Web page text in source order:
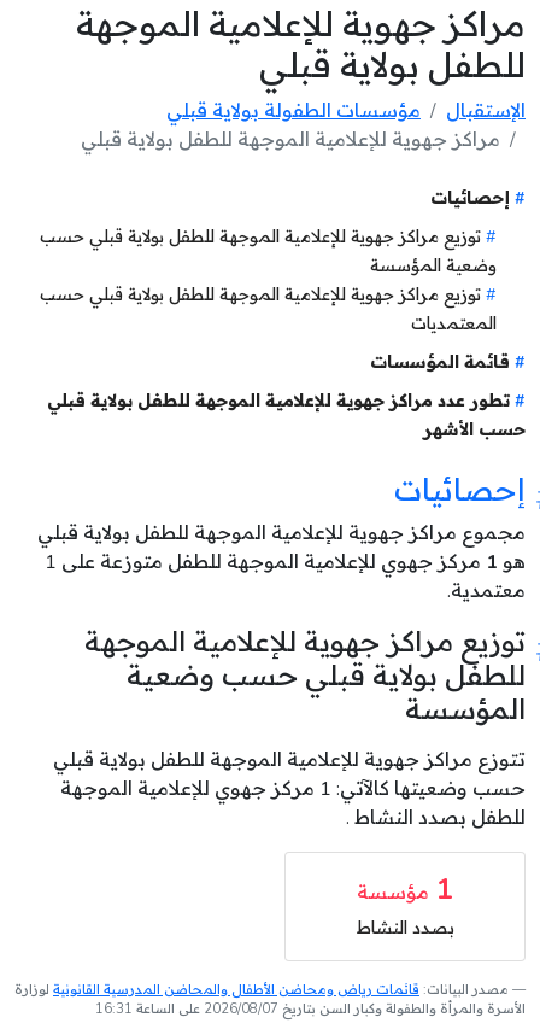
مراكز جهوية للإعلامية الموجهة
للطفل بولاية قبلي
الإستقبال
مؤسسات الطفولة بولاية قبلي
مراكز جهوية للإعلامية الموجهة للطفل بولاية قبلي
إحصائيات
توزيع مراكز جهوية للإعلامية الموجهة للطفل بولاية قبلي حسب
وضعية المؤسسة
توزيع مراكز جهوية للإعلامية الموجهة للطفل بولاية قبلي حسب
المعتمديات
قائمة المؤسسات
تطور عدد مراكز جهوية للإعلامية الموجهة للطفل بولاية قبلي
حسب الأشهر
إحصائيات
مجموع مراكز جهوية للإعلامية الموجهة للطفل بولاية قبلي
هو 1
مركز جهوي للإعلامية الموجهة للطفل متوزعة على 1
معتمدية.
توزيع مراكز جهوية للإعلامية الموجهة
للطفل بولاية قبلي حسب وضعية
المؤسسة
تتوزع مراكز جهوية للإعلامية الموجهة للطفل بولاية قبلي
حسب وضعيتها كالآتي: 1 مركز جهوي للإعلامية الموجهة
للطفل بصدد النشاط .
1 مؤسسة
بصدد النشاط
مصدر البيانات: قائمات رياض ومحاضن الأطفال والمحاضن المدرسية القانونية لوزارة
الأسرة والمرأة والطفولة وكبار السن بتاريخ 2026/08/07 على الساعة 16:31